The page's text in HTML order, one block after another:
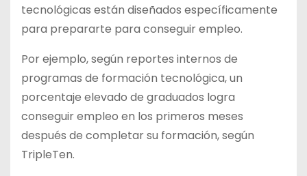
tecnológicas están diseñados específicamente
para prepararte para conseguir empleo.
Por ejemplo, según reportes internos de
programas de formación tecnológica, un
porcentaje elevado de graduados logra
conseguir empleo en los primeros meses
después de completar su formación, según
TripleTen.